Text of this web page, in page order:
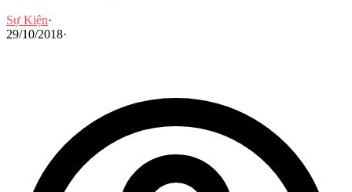
Sự Kiện·
29/10/2018·